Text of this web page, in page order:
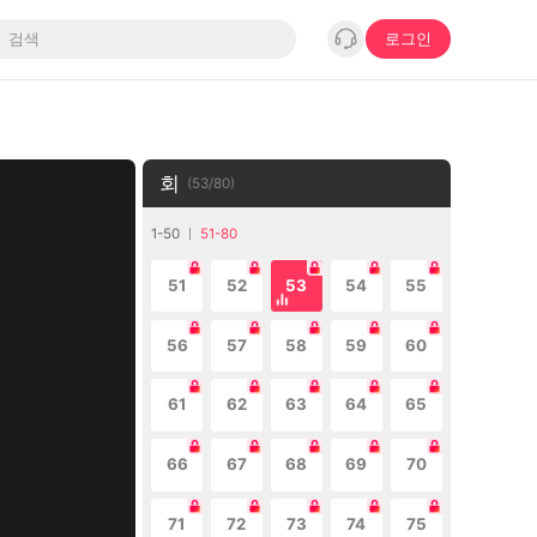
로그인
회 (53/80)
1-50 51-80
51 52 53 54 55
56 57 58 59 60
61 62 63 64 65
66 67 68 69 70
71 72 73 74 75